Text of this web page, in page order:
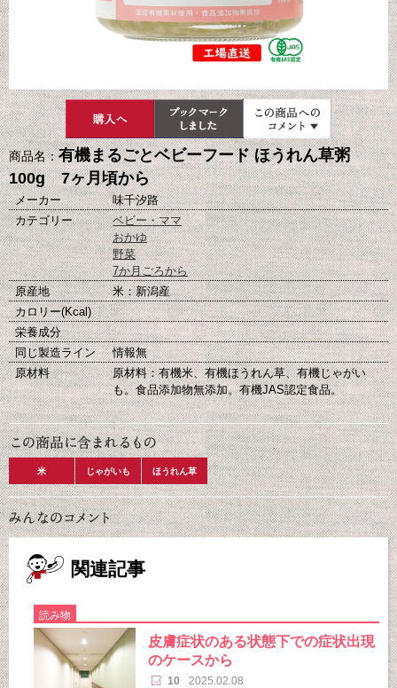
商品名：有機まるごとベビーフード ほうれん草粥
100g 7ヶ月頃から
メーカー
味千汐路
カテゴリー
ベビー・ママ
おかゆ
野菜
7か月ごろから
原産地
米：新潟産
カロリー(Kcal)
栄養成分
同じ製造ライン
情報無
原材料
原材料：有機米、有機ほうれん草、有機じゃがい
も。食品添加物無添加。有機JAS認定食品。
米 じゃがいも ほうれん草
関連記事
読み物
皮膚症状のある状態下での症状出現
のケースから
10 2025.02.08